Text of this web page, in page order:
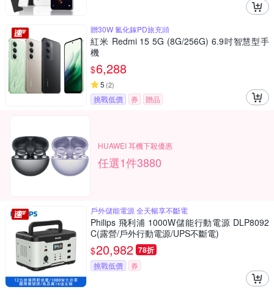
贈30W 氮化鎵PD旅充頭
紅米 Redmi 15 5G (8G/256G) 6.9吋智慧型手
機
$6,288
5 (2)
挑戰低價 券 贈品
HUAWEI 耳機下殺優惠
任選1件3880
戶外儲能電源 全天暢享不斷電
Philips 飛利浦 1000W儲能行動電源 DLP8092
C(露營/戶外行動電源/UPS不斷電)
$20,982 78折
挑戰低價 券